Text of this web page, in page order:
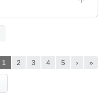
1 2 3 4 5 › »